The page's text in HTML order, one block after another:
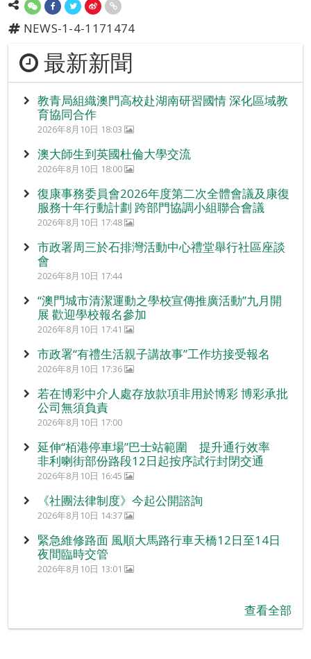
NEWS-1-4-1171474
最新新聞
教青局組織澳門高校赴湖南研習國情 深化區域教
育協同合作
2026年8月10日 18:03
澳大師生到英國杜倫大學交流
2026年8月10日 18:00
復康事務委員會2026年度第二次全體會議及康復
服務十年行動計劃 跨部門協調小組聯合會議
2026年8月10日 17:48
市政署周三於石排灣活動中心禮堂舉行社區座談
會
2026年8月10日 17:44
“澳門城市清潔運動之學校宣傳推廣活動”九月開
展 歡迎學校報名參加
2026年8月10日 17:41
市政署“有禮生活親子講故事”工作坊接受報名
2026年8月10日 17:36
若在博彩中介人處存放款項非用於博彩 博彩承批
公司無須負責
2026年8月10日 17:00
延伸“栢港停車場”巴士站範圍 提升通行效率
非利喇街部份路段12日起按序試行封閉交通
2026年8月10日 16:45
《社團法律制度》今起公開諮詢
2026年8月10日 14:37
緊急維修路面 風順大馬路行車天橋12日至14日
夜間臨時交管
2026年8月10日 13:01
查看全部